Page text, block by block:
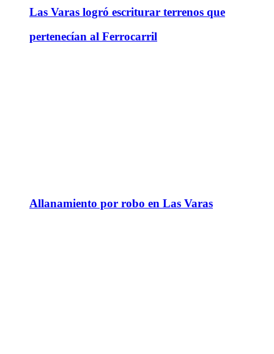
Las Varas logró escriturar terrenos que
pertenecían al Ferrocarril
Allanamiento por robo en Las Varas